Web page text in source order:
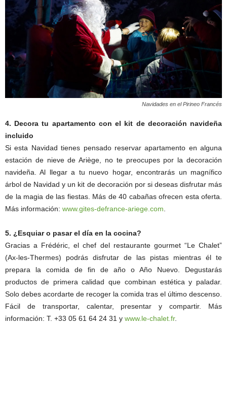
Navidades en el Pirineo Francés
4. Decora tu apartamento con el kit de decoración navideña
incluido
Si esta Navidad tienes pensado reservar apartamento en alguna
estación de nieve de Ariège, no te preocupes por la decoración
navideña. Al llegar a tu nuevo hogar, encontrarás un magnífico
árbol de Navidad y un kit de decoración por si deseas disfrutar más
de la magia de las fiestas. Más de 40 cabañas ofrecen esta oferta.
Más información: www.gites-defrance-ariege.com.
5. ¿Esquiar o pasar el día en la cocina?
Gracias a Frédéric, el chef del restaurante gourmet “Le Chalet”
(Ax-les-Thermes) podrás disfrutar de las pistas mientras él te
prepara la comida de fin de año o Año Nuevo. Degustarás
productos de primera calidad que combinan estética y paladar.
Solo debes acordarte de recoger la comida tras el último descenso.
Fácil de transportar, calentar, presentar y compartir. Más
información: T. +33 05 61 64 24 31 y www.le-chalet.fr.